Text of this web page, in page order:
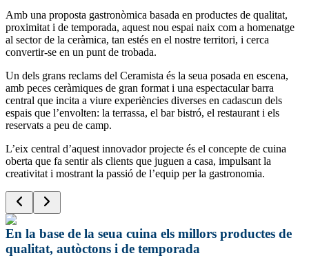
Amb una proposta gastronòmica basada en productes de qualitat,
proximitat i de temporada, aquest nou espai naix com a homenatge
al sector de la ceràmica, tan estés en el nostre territori, i cerca
convertir-se en un punt de trobada.
Un dels grans reclams del Ceramista és la seua posada en escena,
amb peces ceràmiques de gran format i una espectacular barra
central que incita a viure experiències diverses en cadascun dels
espais que l’envolten: la terrassa, el bar bistró, el restaurant i els
reservats a peu de camp.
L’eix central d’aquest innovador projecte és el concepte de cuina
oberta que fa sentir als clients que juguen a casa, impulsant la
creativitat i mostrant la passió de l’equip per la gastronomia.
En la base de la seua cuina els millors productes de
qualitat, autòctons i de temporada